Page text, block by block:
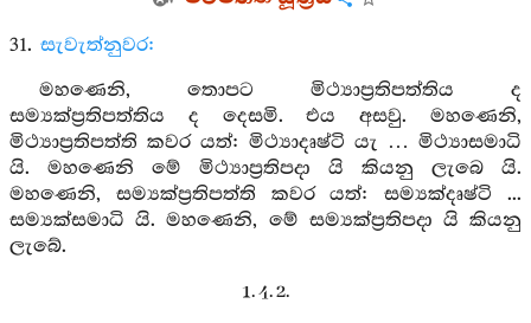
31. සැවැත්නුවර:
මහණෙනි, තොපට මිථ්‍යාප්‍රතිපත්තිය ද
සම්‍යක්ප්‍රතිපත්තිය ද දෙසමි. එය අසවු. මහණෙනි,
මිථ්‍යාප්‍රතිපත්ති කවර යත්: මිථ්‍යාදෘෂ්ටි යැ … මිථ්‍යාසමාධි
යි. මහණෙනි මේ මිථ්‍යාප්‍රතිපදා යි කියනු ලැබෙ යි.
මහණෙනි, සම්‍යක්ප්‍රතිපත්ති කවර යත්: සම්‍යක්දෘෂ්ටි ...
සම්‍යක්සමාධි යි. මහණෙනි, මේ සම්‍යක්ප්‍රතිපදා යි කියනු
ලැබේ.
1. 4. 2.